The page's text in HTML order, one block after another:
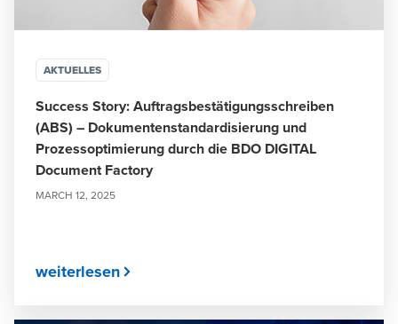
AKTUELLES
Success Story: Auftragsbestätigungsschreiben
(ABS) – Dokumentenstandardisierung und
Prozessoptimierung durch die BDO DIGITAL
Document Factory
MARCH 12, 2025
weiterlesen